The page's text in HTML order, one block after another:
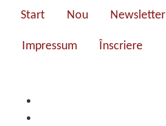
Start
Nou Newsletter
Impressum Înscriere